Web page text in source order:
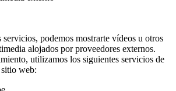
servicios, podemos mostrarte vídeos u otros
alojados por proveedores externos.
utilizamos los siguientes servicios de
sitio web: